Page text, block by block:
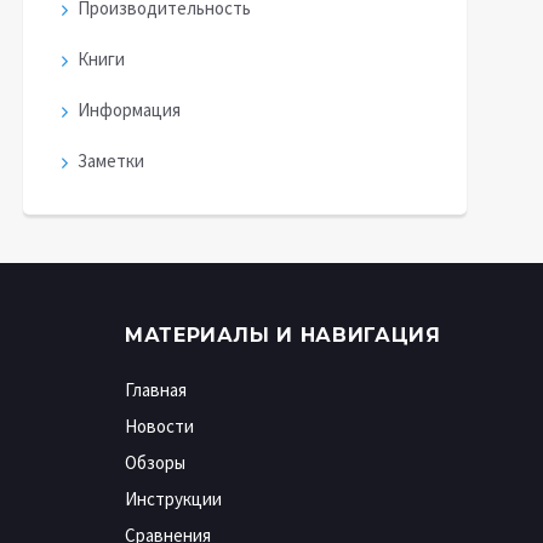
Производительность
Книги
Информация
Заметки
МАТЕРИАЛЫ И НАВИГАЦИЯ
Главная
Новости
Обзоры
Инструкции
Сравнения